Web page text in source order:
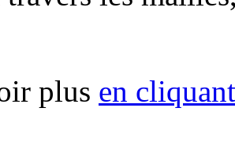
plus en